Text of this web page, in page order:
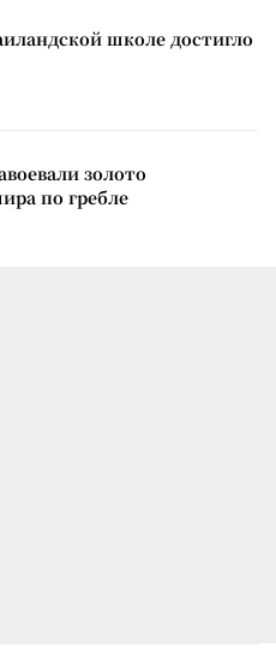
школе достигло
золото
по гребле